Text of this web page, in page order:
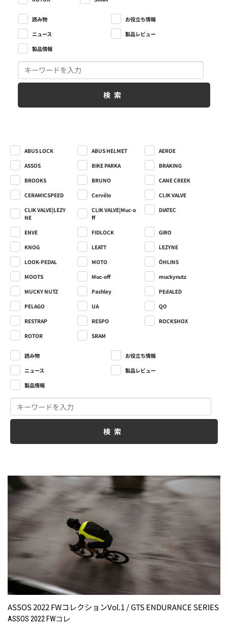
読み物
お役立ち情報
ニュース
製品レビュー
製品情報
検索
ABUS LOCK ABUS HELMET
AEROE
ASSOS
BIKE PARKA
BRAKING
BROOKS
BRUNO
CANE CREEK
CERAMICSPEED
Cervélo
CLIK VALVE
CLIK VALVE|LEZY
NE
CLIK VALVE|Muc-o
ff
DIATEC
ENVE FIDLOCK
GIRO
KNOG
LEATT
LEZYNE
LOOK-PEDAL
MOTO
ÖHLINS
MOOTS
Muc-off
muckynutz
MUCKY NUTZ
Pashley
PEdALED
PELAGO
UA
QO
RESTRAP
RESPO
ROCKSHOX
ROTOR
SRAM
読み物
お役立ち情報
ニュース
製品レビュー
製品情報
検索
ASSOS 2022 FWコレクションVol.1 / GTS ENDURANCE SERIES
ASSOS 2022 FWコレ